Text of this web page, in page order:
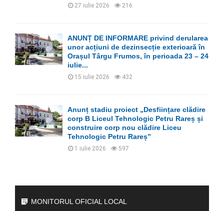
27 iulie 2026 216
ANUNȚ DE INFORMARE privind derularea
unor acțiuni de dezinsecție exterioară în
Orașul Târgu Frumos, în perioada 23 – 24
iulie...
15 iulie 2026 432
Anunț stadiu proiect „Desființare clădire
corp B Liceul Tehnologic Petru Rareș și
construire corp nou clădire Liceu
Tehnologic Petru Rareș”
1 iulie 2026 597
MONITORUL OFICIAL LOCAL